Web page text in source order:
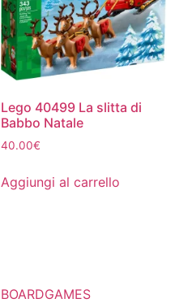
Lego 40499 La slitta di
Babbo Natale
40.00€
Aggiungi al carrello
BOARDGAMES